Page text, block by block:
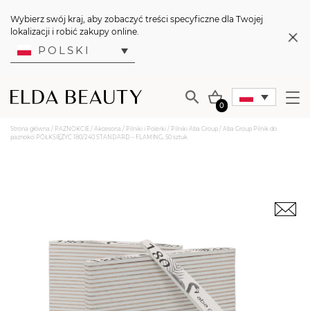
Wybierz swój kraj, aby zobaczyć treści specyficzne dla Twojej
lokalizacji i robić zakupy online.
POLSKI
0
Strona główna / PAZNOKCIE / Akcesoria / Pilniki i Polerki / Pilniki Aba Group / Aba Group Pilnik do
paznokci PÓŁKSIĘŻYC 180/240 STANDARD – FLAMING, 50 sztuk